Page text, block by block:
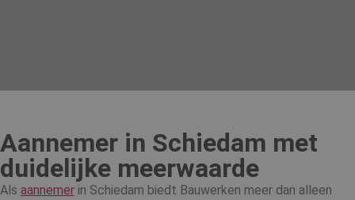
Aannemer in Schiedam met
duidelijke meerwaarde
Als aannemer in Schiedam biedt Bauwerken meer dan alleen